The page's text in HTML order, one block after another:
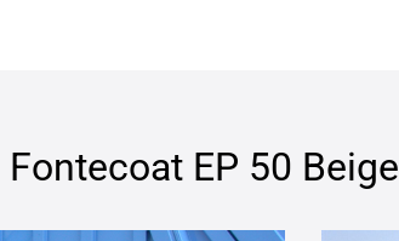
Fontecoat EP 50 Beige